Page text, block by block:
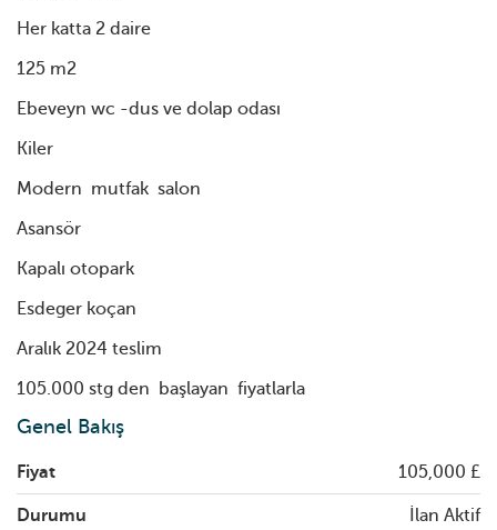
Her katta 2 daire
125 m2
Ebeveyn wc -dus ve dolap odası
Kiler
Modern mutfak salon
Asansör
Kapalı otopark
Esdeger koçan
Aralık 2024 teslim
105.000 stg den başlayan fiyatlarla
Genel Bakış
Fiyat 105,000 £
Durumu İlan Aktif